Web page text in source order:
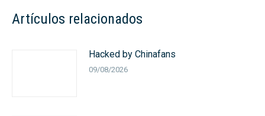
Artículos relacionados
Hacked by Chinafans
09/08/2026